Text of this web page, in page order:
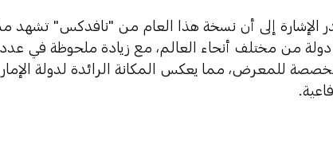
الإشارة إلى أن نسخة هذا العام من "نافدكس" تشهد
65 دولة من مختلف أنحاء العالم، مع زيادة ملحوظة في
للمعرض، مما يعكس المكانة الرائدة لدولة